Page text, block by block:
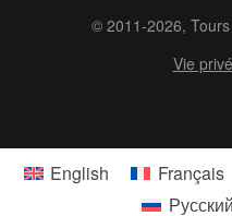
© 2011-2026,
Vie
English Français
Русский